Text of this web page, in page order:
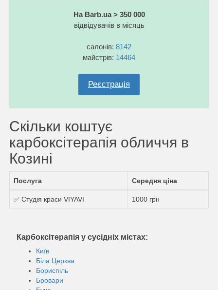
На Barb.ua > 350 000
відвідувачів в місяць
салонів: 8142
майстрів: 14464
Реєстрація
Скільки коштує
карбоксітерапія обличчя в
Козині
Послуга Середня ціна
✅ Студія краси VIYAVI 1000 грн
Карбоксітерапія у сусідніх містах:
Київ
Біла Церква
Бориспіль
Бровари